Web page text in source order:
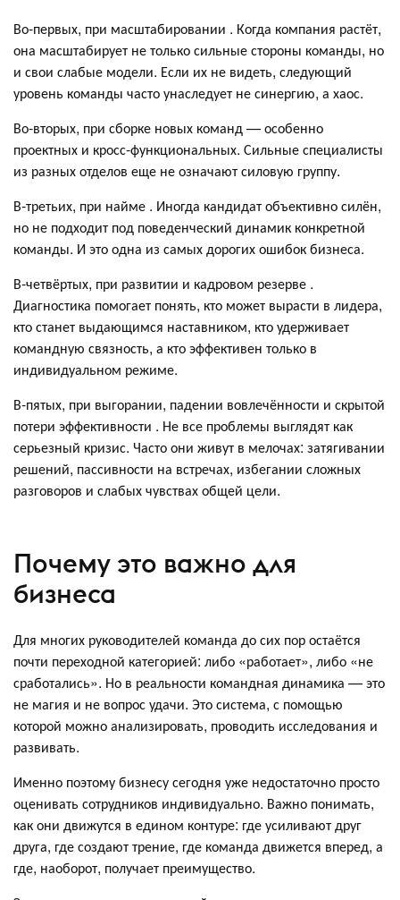
Во-первых, при масштабировании . Когда компания растёт,
она масштабирует не только сильные стороны команды, но
и свои слабые модели. Если их не видеть, следующий
уровень команды часто унаследует не синергию, а хаос.
Во-вторых, при сборке новых команд — особенно
проектных и кросс-функциональных. Сильные специалисты
из разных отделов еще не означают силовую группу.
В-третьих, при найме . Иногда кандидат объективно силён,
но не подходит под поведенческий динамик конкретной
команды. И это одна из самых дорогих ошибок бизнеса.
В-четвёртых, при развитии и кадровом резерве .
Диагностика помогает понять, кто может вырасти в лидера,
кто станет выдающимся наставником, кто удерживает
командную связность, а кто эффективен только в
индивидуальном режиме.
В-пятых, при выгорании, падении вовлечённости и скрытой
потери эффективности . Не все проблемы выглядят как
серьезный кризис. Часто они живут в мелочах: ​​затягивании
решений, пассивности на встречах, избегании сложных
разговоров и слабых чувствах общей цели.
Почему это важно для
бизнеса
Для многих руководителей команда до сих пор остаётся
почти переходной категорией: либо «работает», либо «не
сработались». Но в реальности командная динамика — это
не магия и не вопрос удачи. Это система, с помощью
которой можно анализировать, проводить исследования и
развивать.
Именно поэтому бизнесу сегодня уже недостаточно просто
оценивать сотрудников индивидуально. Важно понимать,
как они движутся в едином контуре: где усиливают друг
друга, где создают трение, где команда движется вперед, а
где, наоборот, получает преимущество.